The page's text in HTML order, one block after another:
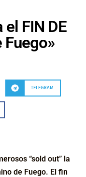
FIN DE
Fuego»
TELEGRAM
“sold out” la
de Fuego. El fin